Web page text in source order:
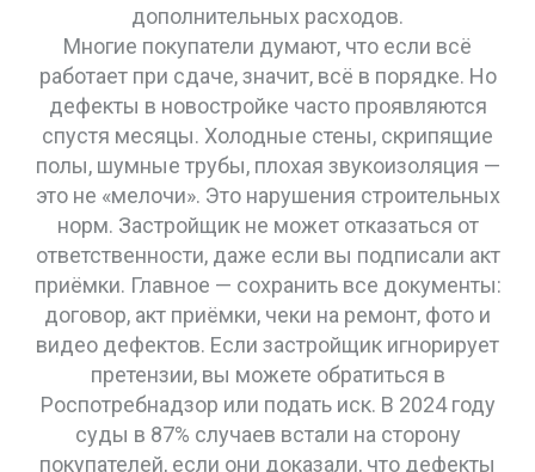
дополнительных расходов.
Многие покупатели думают, что если всё
работает при сдаче, значит, всё в порядке. Но
дефекты в новостройке часто проявляются
спустя месяцы. Холодные стены, скрипящие
полы, шумные трубы, плохая звукоизоляция —
это не «мелочи». Это нарушения строительных
норм. Застройщик не может отказаться от
ответственности, даже если вы подписали акт
приёмки. Главное — сохранить все документы:
договор, акт приёмки, чеки на ремонт, фото и
видео дефектов. Если застройщик игнорирует
претензии, вы можете обратиться в
Роспотребнадзор или подать иск. В 2024 году
суды в 87% случаев встали на сторону
покупателей, если они доказали, что дефекты